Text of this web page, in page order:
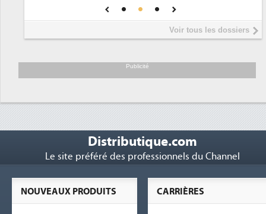
Interview de Fabrice Coquio,
président de Digital Realty...
soutient les...
Voir tous les dossiers
Publicité
Distributique.com
Le site préféré des professionnels du Channel
CARRIÈRES
NOUVEAUX PRODUITS